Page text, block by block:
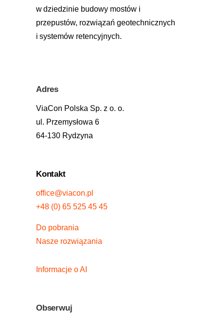
w dziedzinie budowy mostów i
przepustów, rozwiązań geotechnicznych
i systemów retencyjnych.
Adres
ViaCon Polska Sp. z o. o.
ul. Przemysłowa 6
64-130 Rydzyna
Kontakt
office@viacon.pl
+48 (0) 65 525 45 45
Do pobrania
Nasze rozwiązania
Informacje o AI
Obserwuj